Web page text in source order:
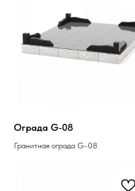
Ограда G-08
Гранитная ограда G-08